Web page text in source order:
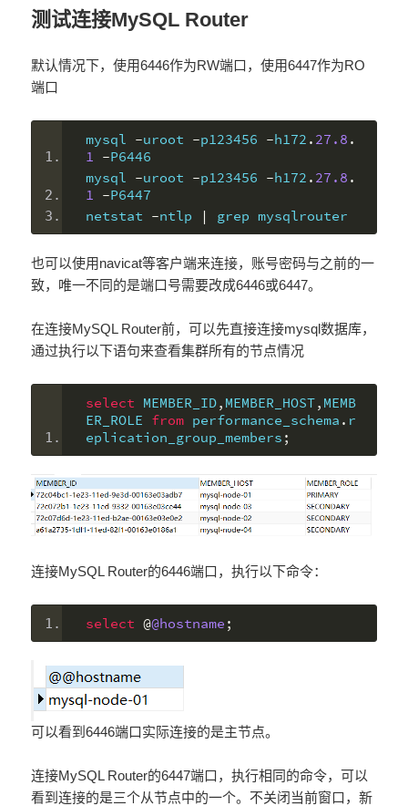
测试连接MySQL Router
默认情况下，使用6446作为RW端口，使用6447作为RO
端口
mysql -uroot -p123456 -h172 . 27.8 .
1 -P6446
mysql -uroot -p123456 -h172 . 27.8 .
1 -P6447
netstat -ntlp | grep mysqlrouter
也可以使用navicat等客户端来连接，账号密码与之前的一
致，唯一不同的是端口号需要改成6446或6447。
在连接MySQL Router前，可以先直接连接mysql数据库，
通过执行以下语句来查看集群所有的节点情况
select MEMBER_ID, MEMBER_HOST, MEMB
ER_ROLE from performance_schema . r
eplication_group_members ;
连接MySQL Router的6446端口，执行以下命令：
select @@hostname ;
可以看到6446端口实际连接的是主节点。
连接MySQL Router的6447端口，执行相同的命令，可以
看到连接的是三个从节点中的一个。不关闭当前窗口，新